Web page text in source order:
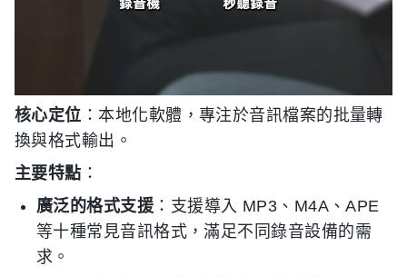
核心定位 ：本地化軟體，專注於音訊檔案的批量轉
換與格式輸出。
主要特點 ：
廣泛的格式支援 ：支援導入 MP3、M4A、APE
等十種常見音訊格式，滿足不同錄音設備的需
求。